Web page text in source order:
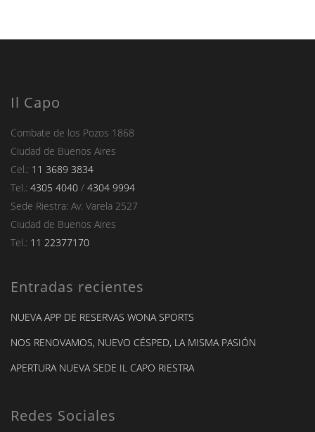
Il Capo
Combate de los Pozos 1868
Ciudad de Buenos Aires
Cel.: 11 3689 3834
Tel.: 4305 4040 / 4304 9994
Sede Riestra: Av. Varela 2527
Ciudad de Buenos Aires
Tel.: 11 22377170
Entradas recientes
NUEVA APP DE RESERVAS WONA SPORTS
NOS RENOVAMOS, NUEVO CÉSPED, LA MISMA PASIÓN
APERTURA NUEVA SEDE IL CAPO RIESTRA
Redes Sociales